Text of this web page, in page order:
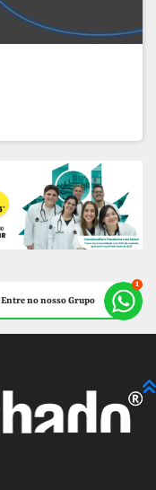
Entre no nosso Grupo